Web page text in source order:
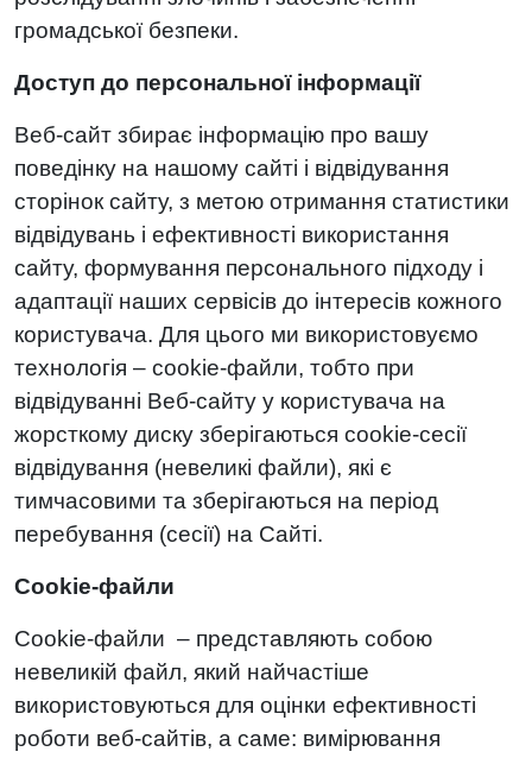
громадської безпеки.
Доступ до персональної інформації
Веб-сайт збирає інформацію про вашу
поведінку на нашому сайті і відвідування
сторінок сайту, з метою отримання статистики
відвідувань і ефективності використання
сайту, формування персонального підходу і
адаптації наших сервісів до інтересів кожного
користувача. Для цього ми використовуємо
технологія – cookie-файли, тобто при
відвідуванні Веб-сайту у користувача на
жорсткому диску зберігаються cookie-сесії
відвідування (невеликі файли), які є
тимчасовими та зберігаються на період
перебування (сесії) на Сайті.
Cookie-файли
Cookie-файли – представляють собою
невеликій файл, який найчастіше
використовуються для оцінки ефективності
роботи веб-сайтів, а саме: вимірювання